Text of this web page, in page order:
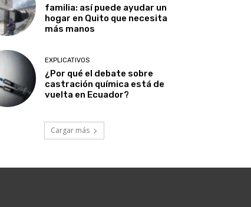
familia: así puede ayudar un
hogar en Quito que necesita
más manos
EXPLICATIVOS
¿Por qué el debate sobre
castración química está de
vuelta en Ecuador?
Cargar más